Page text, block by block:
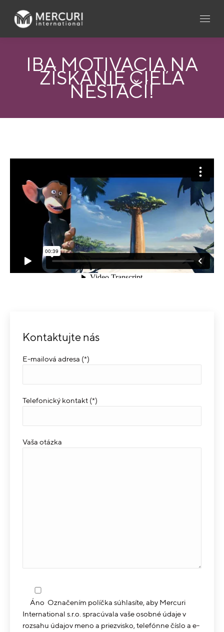
IBA MOTIVÁCIA NA
ZÍSKANIE CIEĽA
NESTAČÍ!
Kontaktujte nás
E-mailová adresa (*)
Telefonický kontakt (*)
Vaša otázka
Áno Označením políčka súhlasíte, aby Mercuri
International s.r.o. spracúvala vaše osobné údaje v
rozsahu údajov meno a priezvisko, telefónne číslo a e-